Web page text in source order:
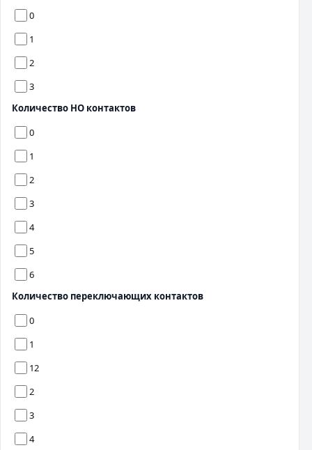
0
1
2
3
Количество НО контактов
0
1
2
3
4
5
6
Количество переключающих контактов
0
1
12
2
3
4